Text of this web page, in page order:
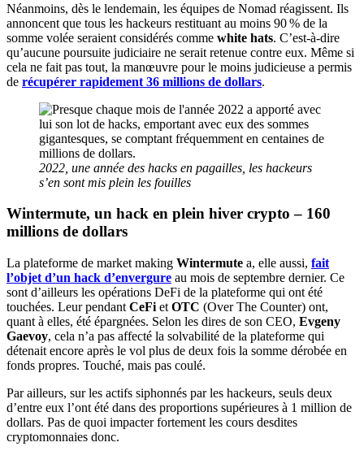
Néanmoins, dès le lendemain, les équipes de Nomad réagissent. Ils
annoncent que tous les hackeurs restituant au moins 90 % de la
somme volée seraient considérés comme white hats. C’est-à-dire
qu’aucune poursuite judiciaire ne serait retenue contre eux. Même si
cela ne fait pas tout, la manœuvre pour le moins judicieuse a permis
de récupérer rapidement 36 millions de dollars.
2022, une année des hacks en pagailles, les hackeurs
s’en sont mis plein les fouilles
Wintermute, un hack en plein hiver crypto – 160
millions de dollars
La plateforme de market making Wintermute a, elle aussi, fait
l’objet d’un hack d’envergure au mois de septembre dernier. Ce
sont d’ailleurs les opérations DeFi de la plateforme qui ont été
touchées. Leur pendant CeFi et OTC (Over The Counter) ont,
quant à elles, été épargnées. Selon les dires de son CEO, Evgeny
Gaevoy, cela n’a pas affecté la solvabilité de la plateforme qui
détenait encore après le vol plus de deux fois la somme dérobée en
fonds propres. Touché, mais pas coulé.
Par ailleurs, sur les actifs siphonnés par les hackeurs, seuls deux
d’entre eux l’ont été dans des proportions supérieures à 1 million de
dollars. Pas de quoi impacter fortement les cours desdites
cryptomonnaies donc.